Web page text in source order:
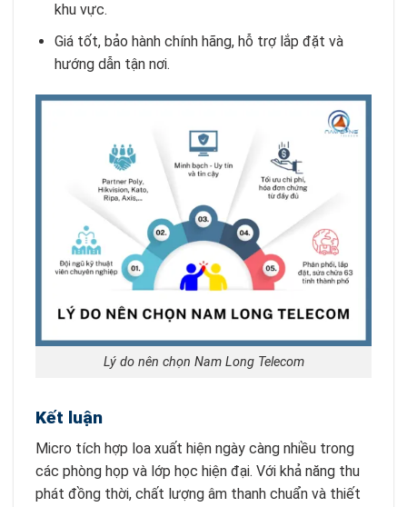
khu vực.
Giá tốt, bảo hành chính hãng, hỗ trợ lắp đặt và
hướng dẫn tận nơi.
Lý do nên chọn Nam Long Telecom
Kết luận
Micro tích hợp loa xuất hiện ngày càng nhiều trong
các phòng họp và lớp học hiện đại. Với khả năng thu
phát đồng thời, chất lượng âm thanh chuẩn và thiết